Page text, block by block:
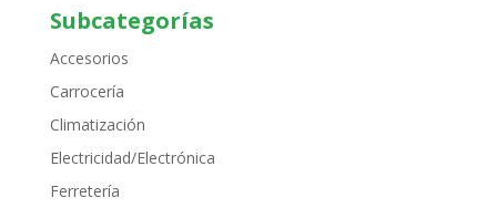
Subcategorías
Accesorios
Carrocería
Climatización
Electricidad/Electrónica
Ferretería